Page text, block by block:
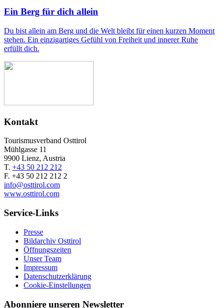
Ein Berg für dich allein
Du bist allein am Berg und die Welt bleibt für einen kurzen Moment
stehen. Ein einzigartiges Gefühl von Freiheit und innerer Ruhe
erfüllt dich.
Kontakt
Tourismusverband Osttirol
Mühlgasse 11
9900 Lienz, Austria
T. +43 50 212 212
F. +43 50 212 212 2
info@osttirol.com
www.osttirol.com
Service-Links
Presse
Bildarchiv Osttirol
Öffnungszeiten
Unser Team
Impressum
Datenschutzerklärung
Cookie-Einstellungen
Abonniere unseren Newsletter